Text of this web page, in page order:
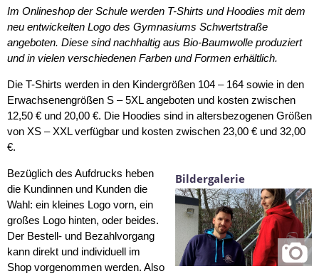
Im Onlineshop der Schule werden T-Shirts und Hoodies mit dem
neu entwickelten Logo des Gymnasiums Schwertstraße
angeboten. Diese sind nachhaltig aus Bio-Baumwolle produziert
und in vielen verschiedenen Farben und Formen erhältlich.
Die T-Shirts werden in den Kindergrößen 104 – 164 sowie in den
Erwachsenengrößen S – 5XL angeboten und kosten zwischen
12,50 € und 20,00 €. Die Hoodies sind in altersbezogenen Größen
von XS – XXL verfügbar und kosten zwischen 23,00 € und 32,00
€.
Bildergalerie
Bezüglich des Aufdrucks heben
die Kundinnen und Kunden die
Wahl: ein kleines Logo vorn, ein
großes Logo hinten, oder beides.
Der Bestell- und Bezahlvorgang
kann direkt und individuell im
Shop vorgenommen werden. Also